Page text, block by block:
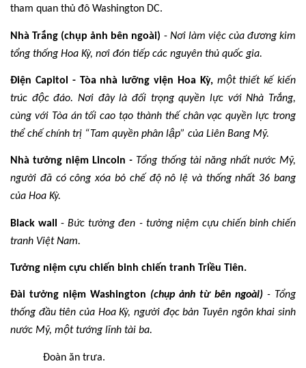
tham quan thủ đô Washington DC.
Nhà Trắng (chụp ảnh bên ngoài) - Nơi làm việc của đương kim
tổng thống Hoa Kỳ, nơi đón tiếp các nguyên thủ quốc gia.
Điện Capitol - Tòa nhà lưỡng viện Hoa Kỳ, một thiết kế kiến
trúc độc đáo. Nơi đây là đối trọng quyền lực với Nhà Trắng,
cùng với Tòa án tối cao tạo thành thế chân vạc quyền lực trong
thể chế chính trị “Tam quyền phân lập” của Liên Bang Mỹ.
Nhà tưởng niệm Lincoln- Tổng thống tài năng nhất nước Mỹ,
người đã có công xóa bỏ chế độ nô lệ và thống nhất 36 bang
của Hoa Kỳ.
Black wall -Bức tường đen - tưởng niệm cựu chiến binh chiến
tranh Việt Nam.
Tưởng niệm cựu chiến binh chiến tranh Triều Tiên.
Đài tưởng niệm Washington (chụp ảnh từ bên ngoài) - Tổng
thống đầu tiên của Hoa Kỳ, người đọc bản Tuyên ngôn khai sinh
nước Mỹ, một tướng lĩnh tài ba.
Đoàn ăn trưa.